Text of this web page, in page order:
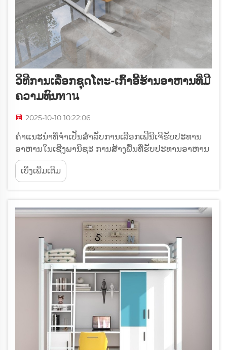
ວິທີການເລືອກຊຸດໂຕະ-ເກົ້າອີ້ຮ້ານອາຫານທີ່ມີ
ຄວາມທົນทาน
2025-10-10 10:22:06
ຄຳແນະນຳທີ່ຈຳເປັນສຳລັບການເລືອກເຟີນີເຈີຮັບປະທານ
ອາຫານໃນເຊີງພານິຊະ ການສ້າງພື້ນທີ່ຮັບປະທານອາຫານ
ທີ່ມີປະສິດທິພາບ ແລະ ເປັນມິດ ເລີ່ມຕົ້ນດ້ວຍການເລືອກຊຸດ
ໂຕະ-ເກົ້າອີ້ຮ້ານອາຫານທີ່ເໝາະສົມ. ບໍ່ວ່າທ່ານຈະກຳລັງ
ຕິດຕັ້ງຮ້ານອາຫານໂຮງຮຽນ, ຫ້ອງຮັບປະທານອາຫານ
ເບິ່ງເພີ່ມເຕີມ